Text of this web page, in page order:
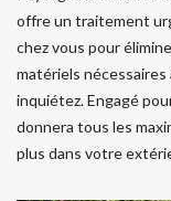
offre un traitement
chez vous pour
matériels nécessaires
inquiétez. Engagé
donnera tous les
plus dans votre